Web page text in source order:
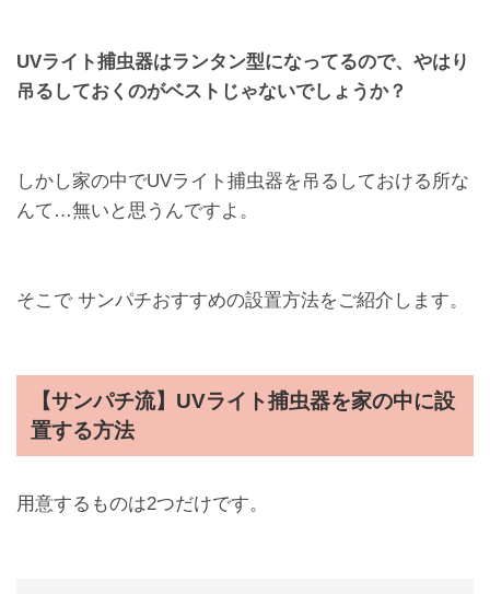
UVライト捕虫器はランタン型になってるので、やはり
吊るしておくのがベストじゃないでしょうか？
しかし家の中でUVライト捕虫器を吊るしておける所な
んて…無いと思うんですよ。
そこで サンパチおすすめの設置方法をご紹介します。
【サンパチ流】UVライト捕虫器を家の中に設
置する方法
用意するものは2つだけです。